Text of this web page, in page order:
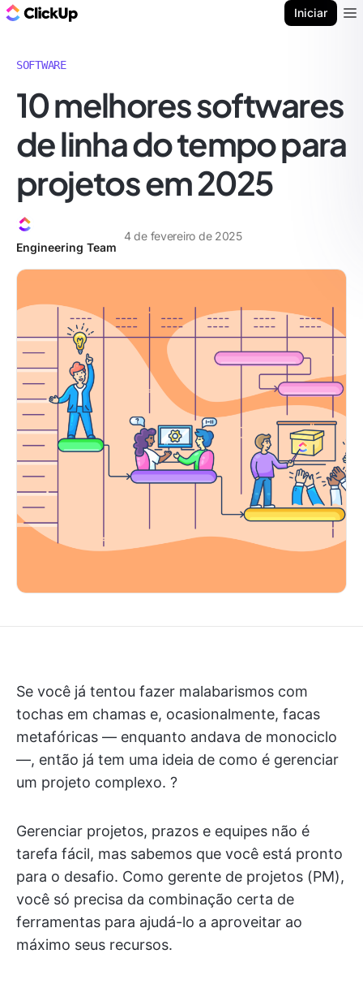
Iniciar
SOFTWARE
10 melhores softwares
de linha do tempo para
projetos em 2025
Engineering Team
4 de fevereiro de 2025
Se você já tentou fazer malabarismos com
tochas em chamas e, ocasionalmente, facas
metafóricas — enquanto andava de monociclo
—, então já tem uma ideia de como é gerenciar
um projeto complexo. ?
Gerenciar projetos, prazos e equipes não é
tarefa fácil, mas sabemos que você está pronto
para o desafio. Como gerente de projetos (PM),
você só precisa da combinação certa de
ferramentas para ajudá-lo a aproveitar ao
máximo seus recursos.